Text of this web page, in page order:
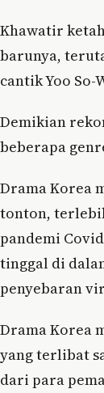
Khawatir
barunya,
cantik Yoo So-
Demikian
beberapa
Drama Korea
tonton,
pandemi
tinggal di
penyebaran
Drama Korea
yang terlibat
dari para